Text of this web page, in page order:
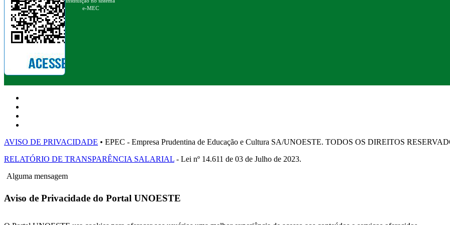
e-MEC
AVISO DE PRIVACIDADE • EPEC - Empresa Prudentina de Educação e Cultura SA/UNOESTE. TODOS OS DIREITOS
RELATÓRIO DE TRANSPARÊNCIA SALARIAL - Lei nº 14.611 de 03 de Julho de 2023.
Alguma mensagem
Aviso de Privacidade do Portal UNOESTE